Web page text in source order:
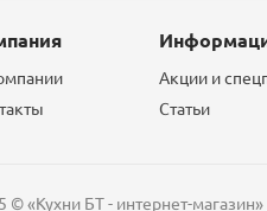
Акции и
Статьи
© «Кухни БТ - интернет-магазин»